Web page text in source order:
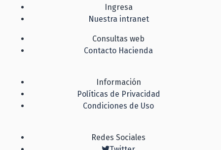
Ingresa
Nuestra intranet
Consultas web
Contacto Hacienda
Información
Políticas de Privacidad
Condiciones de Uso
Redes Sociales